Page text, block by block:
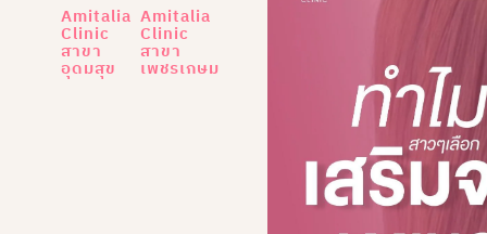
Amitalia
Clinic
สาขา
อุดมสุข
Amitalia
Clinic
สาขา
เพชรเกษม